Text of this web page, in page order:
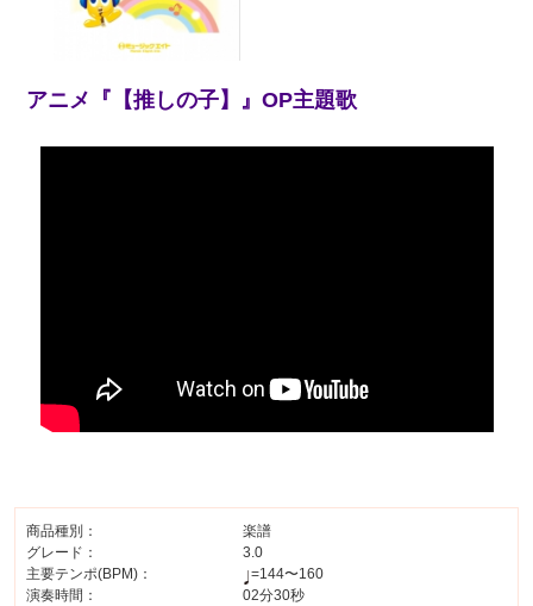
アニメ『【推しの子】』OP主題歌
商品種別：
楽譜
グレード：
3.0
主要テンポ(BPM)：
=144〜160
演奏時間：
02分30秒